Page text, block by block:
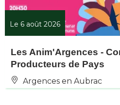
Le 6 août 2026
Les Anim'Argences -
Producteurs de Pays
Argences en Aubrac